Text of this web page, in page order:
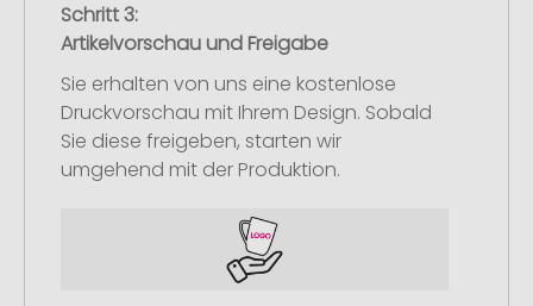
Schritt 3:
Artikelvorschau und Freigabe
Sie erhalten von uns eine kostenlose
Druckvorschau mit Ihrem Design. Sobald
Sie diese freigeben, starten wir
umgehend mit der Produktion.